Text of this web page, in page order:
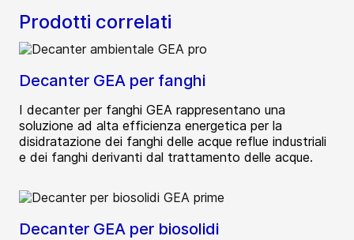
Prodotti correlati
Decanter GEA per fanghi
I decanter per fanghi GEA rappresentano una
soluzione ad alta efficienza energetica per la
disidratazione dei fanghi delle acque reflue industriali
e dei fanghi derivanti dal trattamento delle acque.
Decanter GEA per biosolidi